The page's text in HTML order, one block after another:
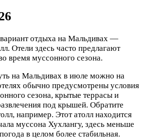
отдыха на Мальдивах —
Отели здесь часто предлагают
время муссонного сезона.
на Мальдивах в июле можно на
обычно предусмотрены условия
сезона, крытые террасы и
под крышей. Обратите
например. Этот атолл находится
муссона Хухлангу, здесь меньше
в целом более стабильная.